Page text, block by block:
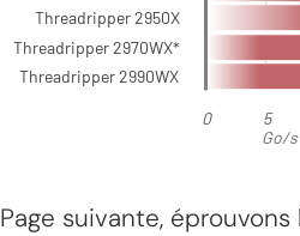
Page suivante,